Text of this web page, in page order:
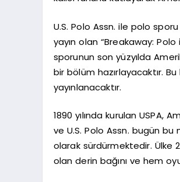
U.S. Polo Assn. ile polo
yayın olan “Breakaway:
sporunun son yüzyılda
bir bölüm hazırlayacaktır.
yayınlanacaktır.
1890 yılında kurulan USPA,
ve U.S. Polo Assn. bugün
olarak sürdürmektedir. Ülke
olan derin bağını ve hem